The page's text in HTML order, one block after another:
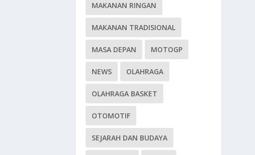
MAKANAN RINGAN
MAKANAN TRADISIONAL
MASA DEPAN MOTOGP
NEWS OLAHRAGA
OLAHRAGA BASKET
OTOMOTIF
SEJARAH DAN BUDAYA